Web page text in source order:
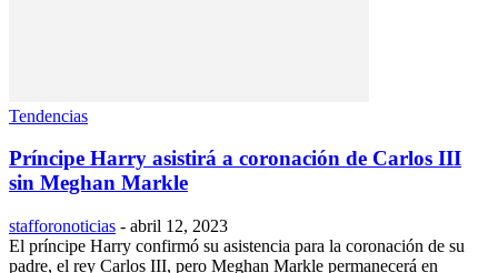
Tendencias
Príncipe Harry asistirá a coronación de Carlos III
sin Meghan Markle
stafforonoticias - abril 12, 2023
El príncipe Harry confirmó su asistencia para la coronación de su
padre, el rey Carlos III, pero Meghan Markle permanecerá en